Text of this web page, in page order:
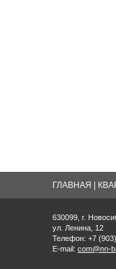
ГЛАВНАЯ
630099, г.
ул. Ленина, 12
Телефон: +7
E-mail: com@nn-